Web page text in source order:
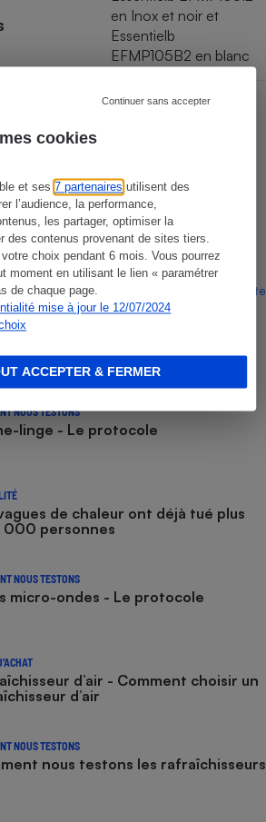
cookies
et ses7 partenaires utilisent des
l’audience, la performance,
les partager, optimiser la
des contenus provenant de sites tiers.
choix pendant 6 mois. Vous pourrez
moment en utilisant le lien « paramétrer
de chaque page.
mise à jour le 12/07/2024
Continuer sans accepter
ACCEPTER & FERMER
en Inox et noir et
Essentielb
EFMP105B2 en blanc
(déclaré
services est représentative du marché,
À l’exception des autorisations données
conformément aux règles de
La Note
relation contractuelle entre Que
référencés.
NOUS TESTONS
linge - Le protocole
de chaleur ont déjà tué plus
000 personnes
NOUS TESTONS
micro-ondes - Le protocole
d’air - Comment choisir un
d’air
NOUS TESTONS
nous testons les rafraîchisseurs